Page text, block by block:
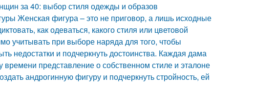
за 40: выбор стиля одежды и образов
Женская фигура – это не приговор, а лишь исходные
как одеваться, какого стиля или цветовой
учитывать при выборе наряда для того, чтобы
недостатки и подчеркнуть достоинства. Каждая дама
времени представление о собственном стиле и эталоне
андрогинную фигуру и подчеркнуть стройность, ей